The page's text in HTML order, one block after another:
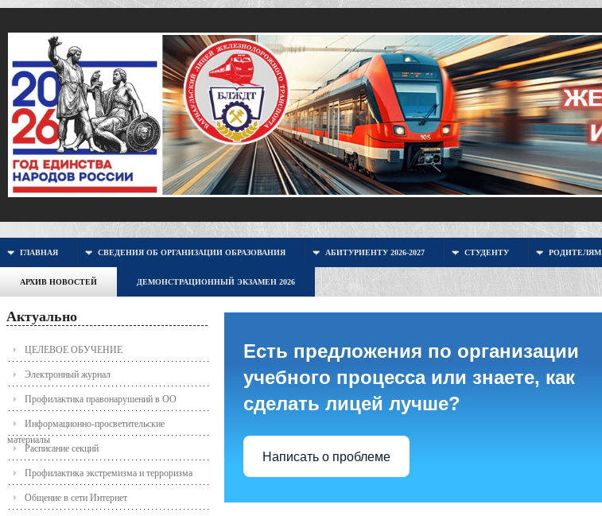
ГЛАВНАЯ СВЕДЕНИЯ ОБ ОРГАНИЗАЦИИ ОБРАЗОВАНИЯ АБИТУРИЕНТУ 2026-2027 СТУДЕНТУ РОДИТЕЛЯМ
АРХИВ НОВОСТЕЙ ДЕМОНСТРАЦИОННЫЙ ЭКЗАМЕН 2026
Актуально
ЦЕЛЕВОЕ ОБУЧЕНИЕ
Электронный журнал
Профилактика правонарушений в ОО
Информационно-просветительские
материалы
Расписание секций
Профилактика экстремизма и терроризма
Общение в сети Интернет
Есть предложения по организации
учебного процесса или знаете, как
сделать лицей лучше?
Написать о проблеме